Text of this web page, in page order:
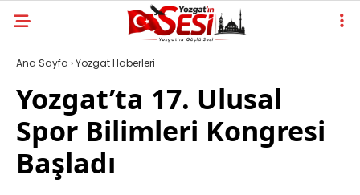
Ana Sayfa ›Yozgat Haberleri
Yozgat’ta 17. Ulusal
Spor Bilimleri Kongresi
Başladı